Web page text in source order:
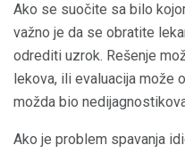
Ako se suočite sa bilo
važno je da se obratite
odrediti uzrok. Rešenje
lekova, ili evaluacija
možda bio
Ako je problem spavanja